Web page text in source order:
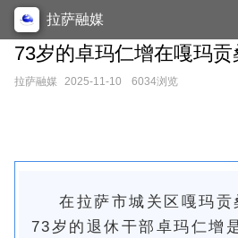
拉萨融媒
73岁的卓玛仁增在嘎玛贡
拉萨融媒 2025-11-10 6034浏览
在拉萨市城关区嘎玛贡
73岁的退休干部卓玛仁增